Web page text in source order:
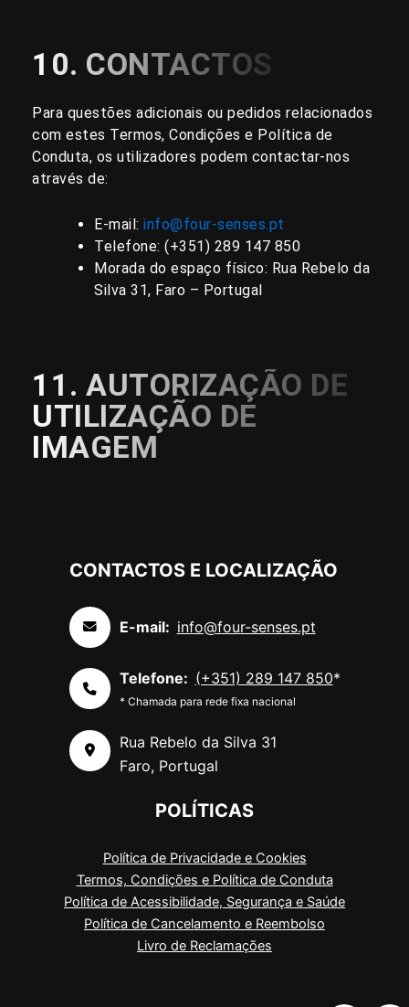
10. CONTACTOS
Para questões adicionais ou pedidos relacionados
com estes Termos, Condições e Política de
Conduta, os utilizadores podem contactar-nos
através de:
E-mail: info@four-senses.pt
Telefone: (+351) 289 147 850
Morada do espaço físico: Rua Rebelo da
Silva 31, Faro – Portugal
11. AUTORIZAÇÃO DE
UTILIZAÇÃO DE
IMAGEM
CONTACTOS E LOCALIZAÇÃO
E-mail: info@four-senses.pt
Telefone: (+351) 289 147 850*
* Chamada para rede fixa nacional
Rua Rebelo da Silva 31
Faro, Portugal
POLÍTICAS
Política de Privacidade e Cookies
Termos, Condições e Política de Conduta
Política de Acessibilidade, Segurança e Saúde
Política de Cancelamento e Reembolso
Livro de Reclamações